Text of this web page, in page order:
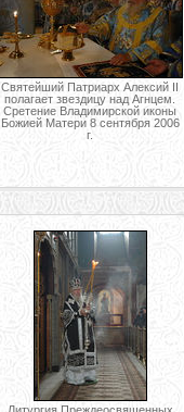
Святейший Патриарх Алексий II
полагает звездицу над Агнцем.
Сретение Владимирской иконы
Божией Матери 8 сентября 2006
г.